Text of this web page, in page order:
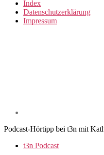
Index
Datenschutzerklärung
Impressum
Podcast-Hörtipp bei t3n mit
t3n Podcast